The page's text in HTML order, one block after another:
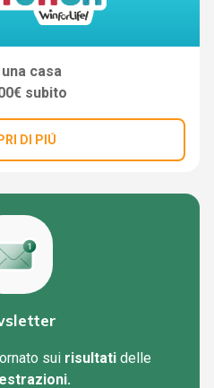
casa
subito
DI PIÚ
sui risultati delle
estrazioni.